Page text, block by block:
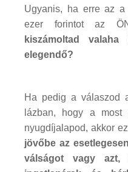
Ugyanis, ha erre az
ezer forintot az
kiszámoltad
elegendő?
Ha pedig a válaszod
lázban, hogy a
nyugdíjalapod, akkor
jövőbe az
válságot vagy azt,